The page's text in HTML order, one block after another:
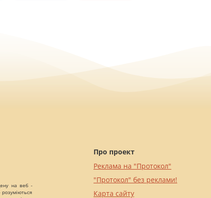
на веб -
Про проект
Реклама на "Протокол"
"Протокол" без реклами!
Карта сайту